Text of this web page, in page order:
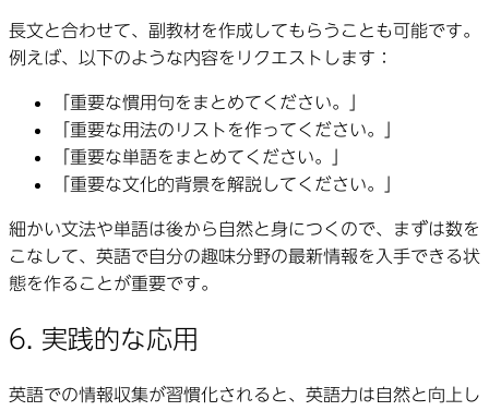
長文と合わせて、副教材を作成してもらうことも可能です。
例えば、以下のような内容をリクエストします：
「重要な慣用句をまとめてください。」
「重要な用法のリストを作ってください。」
「重要な単語をまとめてください。」
「重要な文化的背景を解説してください。」
細かい文法や単語は後から自然と身につくので、まずは数を
こなして、英語で自分の趣味分野の最新情報を入手できる状
態を作ることが重要です。
6. 実践的な応用
英語での情報収集が習慣化されると、英語力は自然と向上し